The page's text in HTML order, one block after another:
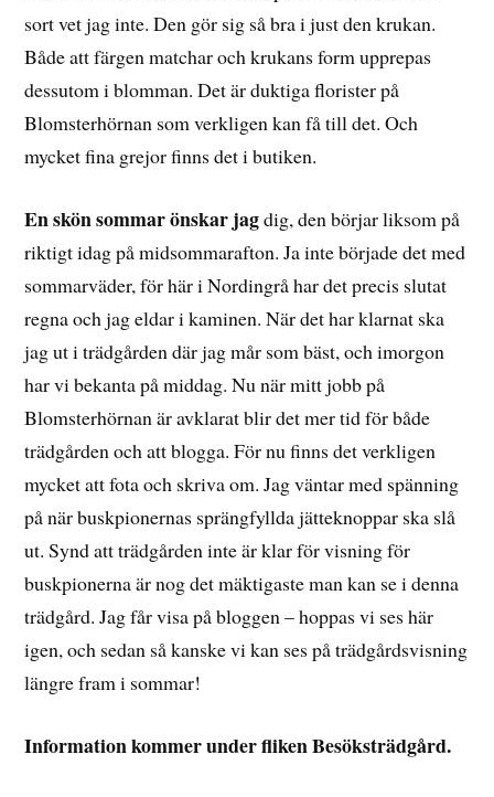
sort vet jag inte. Den gör sig så bra i just den krukan.
Både att färgen matchar och krukans form upprepas
dessutom i blomman. Det är duktiga florister på
Blomsterhörnan som verkligen kan få till det. Och
mycket fina grejor finns det i butiken.
En skön sommar önskar jagdig, den börjar liksom på
riktigt idag på midsommarafton. Ja inte började det med
sommarväder, för här i Nordingrå har det precis slutat
regna och jag eldar i kaminen. När det har klarnat ska
jag ut i trädgården där jag mår som bäst, och imorgon
har vi bekanta på middag. Nu när mitt jobb på
Blomsterhörnan är avklarat blir det mer tid för både
trädgården och att blogga. För nu finns det verkligen
mycket att fota och skriva om. Jag väntar med spänning
på när buskpionernas sprängfyllda jätteknoppar ska slå
ut. Synd att trädgården inte är klar för visning för
buskpionerna är nog det mäktigaste man kan se i denna
trädgård. Jag får visa på bloggen – hoppas vi ses här
igen, och sedan så kanske vi kan ses på trädgårdsvisning
längre fram i sommar!
Information kommer under fliken Besöksträdgård.